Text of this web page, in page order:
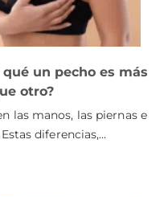
un pecho es más
otro?
las manos, las piernas e
diferencias,…